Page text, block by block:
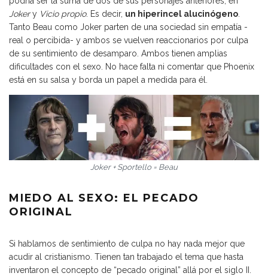
Jokery Vicio propio. Es decir, un hiperincel alucinógeno
Tanto Beau como Joker parten de una sociedad sin empatía -
real o percibida- y ambos se vuelven reaccionarios por culpa
de su sentimiento de desamparo. Ambos tienen amplias
dificultades con el sexo. No hace falta ni comentar que Phoenix
está en su salsa y borda un papel a medida para él.
Joker + Sportello = Beau
MIEDO AL SEXO: EL PECADO
ORIGINAL
Si hablamos de sentimiento de culpa no hay nada mejor que
acudir al cristianismo. Tienen tan trabajado el tema que hasta
inventaron el concepto de “pecado original” allá por el siglo II.